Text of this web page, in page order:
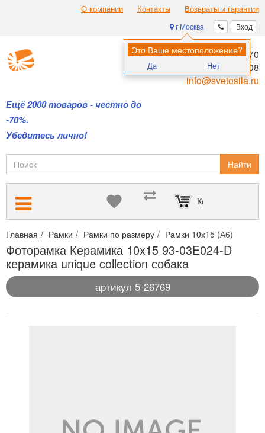
О компании Контакты Возвраты и гарантии
Вход
г Москва
Это Ваше местоположение?
Да Нет
Ещё 2000 товаров - честно до
-70%.
Убедитесь лично!
8 (495) 970-00-70
8 (800) 700-11-08
info@svetosila.ru
Найти
Корзина пуста
Главная Рамки Рамки по размеру Рамки 10х15 (А6)
Фоторамка Керамика 10x15 93-03E024-D
керамика unique collection собака
артикул 5-26769